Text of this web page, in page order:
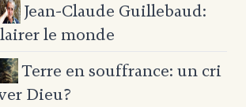
Jean-Claude Guillebaud:
le monde
Terre en souffrance: un cri
Dieu?